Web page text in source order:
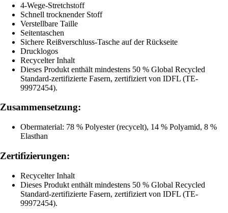
4-Wege-Stretchstoff
Schnell trocknender Stoff
Verstellbare Taille
Seitentaschen
Sichere Reißverschluss-Tasche auf der Rückseite
Drucklogos
Recycelter Inhalt
Dieses Produkt enthält mindestens 50 % Global Recycled
Standard-zertifizierte Fasern, zertifiziert von IDFL (TE-
99972454).
Zusammensetzung:
Obermaterial: 78 % Polyester (recycelt), 14 % Polyamid, 8 %
Elasthan
Zertifizierungen:
Recycelter Inhalt
Dieses Produkt enthält mindestens 50 % Global Recycled
Standard-zertifizierte Fasern, zertifiziert von IDFL (TE-
99972454).